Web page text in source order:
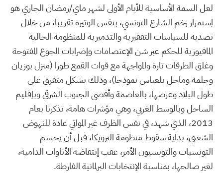
لعل السمة الأساسية للأيام الأولى لشهر ماي/رمضان الجاري هو
إستمرار زخم الشارع التونسي، بنفس الوتيرة تقريبا، من خلال
تصديه للسياسات التفقيرية والتدميرية للمنظومة الحالية
المافيوزية للحكم عبر شن الإعتصامات وإضرابات الجوع المفتوحة
وغلق الطرقات تارة والمواجهة مع قوات القمع طورا (منزل بوزيان
وجلمة وماجل بلعباس نموذجا)، وذلك بشكل متفرق على
طول البلاد وعرضها، بالعاصمة وأقصى الجنوب الشرقي وبإقليم
الساحل وبالوسط الغربي، وهي مؤشرات هامة، تذكرنا بعام
2013، الذي شهد، في نفس الظرف غير المواتي عادة للنهوض
الشعبي، بداية سقوط منظومة الترويكا، قبل أن يحسم
التونسيات والتونسيون الأمر، عقب إنتفاضة الأتاوات الدامية،
لغير صالحها، بمناسبة الإنتخابات البرلمانية الفارطة.